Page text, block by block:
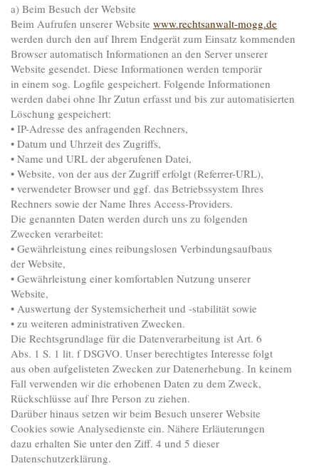
a) Beim Besuch der Website
Beim Aufrufen unserer Website www.rechtsanwalt-mogg.de
werden durch den auf Ihrem Endgerät zum Einsatz kommenden
Browser automatisch Informationen an den Server unserer
Website gesendet. Diese Informationen werden temporär
in einem sog. Logfile gespeichert. Folgende Informationen
werden dabei ohne Ihr Zutun erfasst und bis zur automatisierten
Löschung gespeichert:
• IP-Adresse des anfragenden Rechners,
• Datum und Uhrzeit des Zugriffs,
• Name und URL der abgerufenen Datei,
• Website, von der aus der Zugriff erfolgt (Referrer-URL),
• verwendeter Browser und ggf. das Betriebssystem Ihres
Rechners sowie der Name Ihres Access-Providers.
Die genannten Daten werden durch uns zu folgenden
Zwecken verarbeitet:
• Gewährleistung eines reibungslosen Verbindungsaufbaus
der Website,
• Gewährleistung einer komfortablen Nutzung unserer
Website,
• Auswertung der Systemsicherheit und -stabilität sowie
• zu weiteren administrativen Zwecken.
Die Rechtsgrundlage für die Datenverarbeitung ist Art. 6
Abs. 1 S. 1 lit. f DSGVO. Unser berechtigtes Interesse folgt
aus oben aufgelisteten Zwecken zur Datenerhebung. In keinem
Fall verwenden wir die erhobenen Daten zu dem Zweck,
Rückschlüsse auf Ihre Person zu ziehen.
Darüber hinaus setzen wir beim Besuch unserer Website
Cookies sowie Analysedienste ein. Nähere Erläuterungen
dazu erhalten Sie unter den Ziff. 4 und 5 dieser
Datenschutzerklärung.